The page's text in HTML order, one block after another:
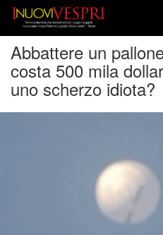
Abbattere un
costa 500 mila
uno scherzo idiota?